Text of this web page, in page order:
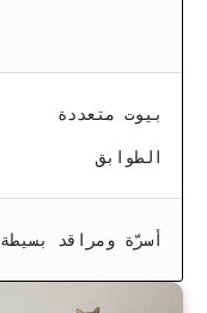
بيوت متعددة
الطوابق
أسرّة ومراقد بسيطة